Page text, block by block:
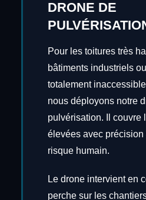
DRONE DE
Pour les toitures très
bâtiments industriels
totalement
nous déployons notre
pulvérisation. Il couvre
élevées avec précision
risque humain.
Le drone intervient en
perche sur les